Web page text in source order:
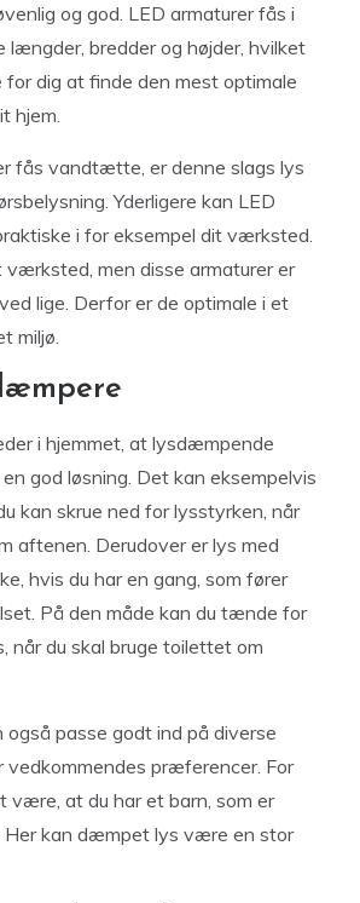
og god. LED armaturer fås i
længder, bredder og højder, hvilket
for dig at finde den mest optimale
hjem.
fås vandtætte, er denne slags lys
Yderligere kan LED
i for eksempel dit værksted.
men disse armaturer er
lige. Derfor er de optimale i et
miljø.
i hjemmet, at lysdæmpende
god løsning. Det kan eksempelvis
kan skrue ned for lysstyrken, når
aftenen. Derudover er lys med
hvis du har en gang, som fører
På den måde kan du tænde for
når du skal bruge toilettet om
passe godt ind på diverse
præferencer. For
være, at du har et barn, som er
Her kan dæmpet lys være en stor